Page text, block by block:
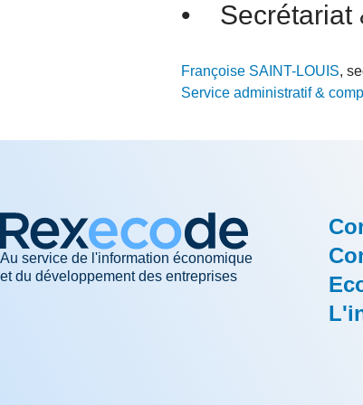
• Secrétariat
Françoise SAINT-LOUIS,
Service administratif &
Au service de l'information économique
et du développement des entreprises